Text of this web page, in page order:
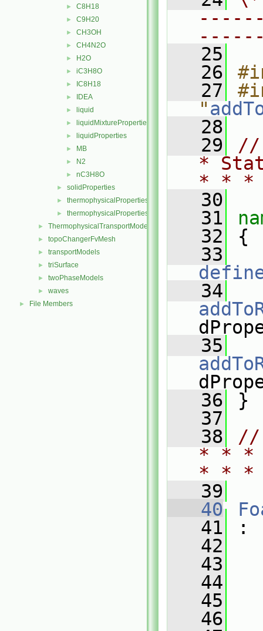
► C8H18
► C9H20
► CH3OH
► CH4N2O
► H2O
► iC3H8O
► IC8H18
► IDEA
► liquid
► liquidMixtureProperties
► liquidProperties
► MB
► N2
► nC3H8O
► solidProperties
► thermophysicalProperties
► thermophysicalPropertiesSelector
► ThermophysicalTransportModels
► topoChangerFvMesh
► transportModels
► triSurface
► twoPhaseModels
► waves
► File Members
   25
   26
   27
"
   28
   29
//
*
* *
   30
   31
   32
{
   33
   34
   35
   36
}
   37
   38
//
* * *
* *
   39
   40
   41
:
   42
   43
   44
   45
   46